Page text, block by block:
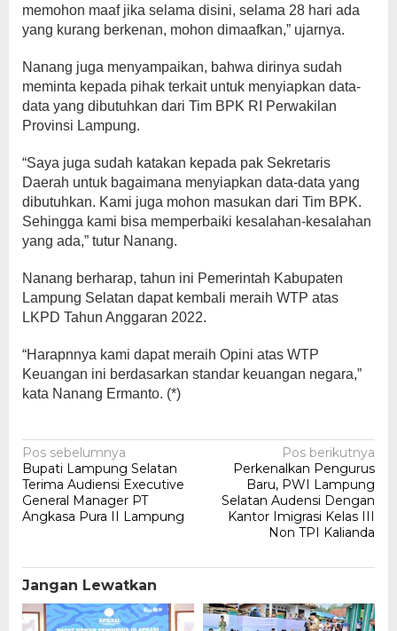
memohon maaf jika selama disini, selama 28 hari ada
yang kurang berkenan, mohon dimaafkan,” ujarnya.
Nanang juga menyampaikan, bahwa dirinya sudah
meminta kepada pihak terkait untuk menyiapkan data-
data yang dibutuhkan dari Tim BPK RI Perwakilan
Provinsi Lampung.
“Saya juga sudah katakan kepada pak Sekretaris
Daerah untuk bagaimana menyiapkan data-data yang
dibutuhkan. Kami juga mohon masukan dari Tim BPK.
Sehingga kami bisa memperbaiki kesalahan-kesalahan
yang ada,” tutur Nanang.
Nanang berharap, tahun ini Pemerintah Kabupaten
Lampung Selatan dapat kembali meraih WTP atas
LKPD Tahun Anggaran 2022.
“Harapnnya kami dapat meraih Opini atas WTP
Keuangan ini berdasarkan standar keuangan negara,”
kata Nanang Ermanto. (*)
Navigasi
pos
Pos sebelumnya
Bupati Lampung Selatan
Terima Audiensi Executive
General Manager PT
Angkasa Pura II Lampung
Pos berikutnya
Perkenalkan Pengurus
Baru, PWI Lampung
Selatan Audensi Dengan
Kantor Imigrasi Kelas III
Non TPI Kalianda
Jangan Lewatkan